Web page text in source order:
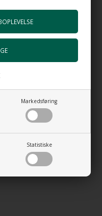
Markedsføring
Statistiske
- Blandingsbatteri til
til håndvask